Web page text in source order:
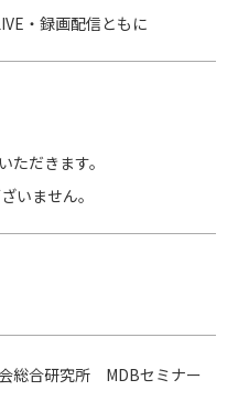
・録画配信ともに
だきます。
いません。
総合研究所 MDBセミナー